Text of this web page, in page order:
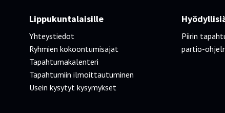
Lippukuntalaisille
Yhteystiedot
Ryhmien kokoontumisajat
Tapahtumakalenteri
Tapahtumiin ilmoittautuminen
Usein kysytyt kysymykset
Piirin
partio-